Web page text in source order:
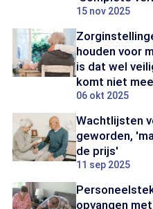
15 nov 2025
houden voor
is dat wel
komt niet
06 okt 2025
Wachtlijsten
geworden,
de prijs'
11 sep 2025
opvangen